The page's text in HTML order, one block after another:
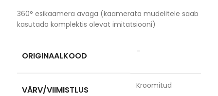
360° esikaamera avaga (kaamerata mudelitele saab
kasutada komplektis olevat imitatsiooni)
ORIGINAALKOOD –
VÄRV/VIIMISTLUS Kroomitud